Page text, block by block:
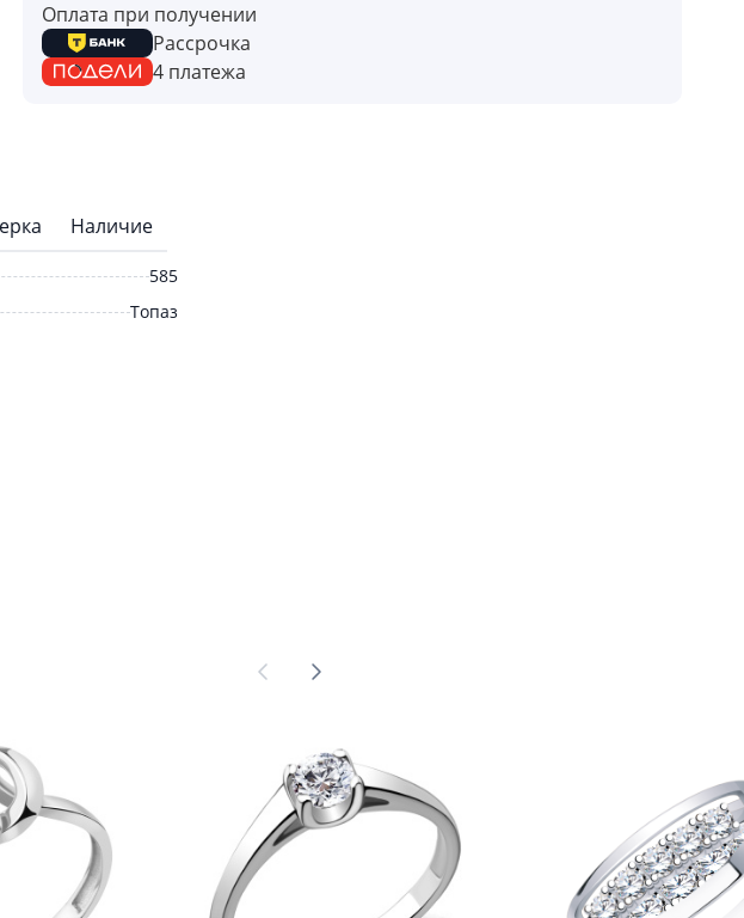
Оплата при получении
Рассрочка
4 платежа
Наличие
585
Топаз